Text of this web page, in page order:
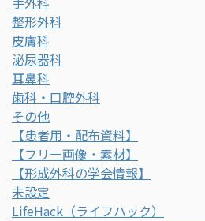
整形外科
皮膚科
泌尿器科
耳鼻科
歯科・口腔外科
その他
【患者用・配布資料】
【フリー画像・素材】
【形成外科の学会情報】
未設定
LifeHack（ライフハック）